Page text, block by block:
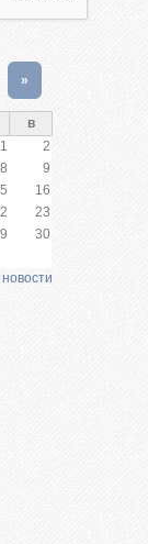
»
в
1
2
8
9
16
23
30